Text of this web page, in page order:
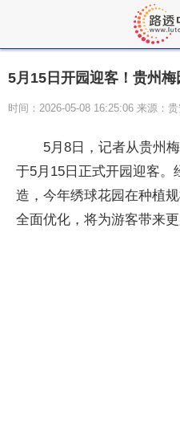
5月15日开园迎客！贵州
时间：2026-05-08 16:25:06 来源：
5月8日，记者从贵州
于5月15日正式开园迎客。
造，今年绣球花园在种植
全面优化，将为游客带来